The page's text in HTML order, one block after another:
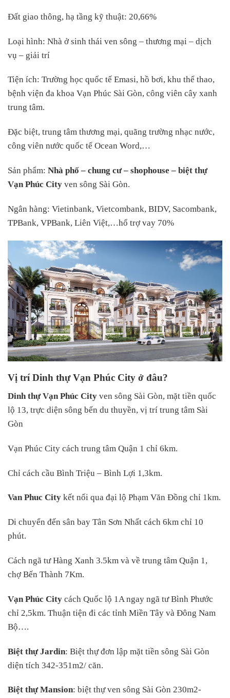
Đất giao thông, hạ tầng kỹ thuật: 20,66%
Loại hình: Nhà ở sinh thái ven sông – thương mại – dịch
vụ – giải trí
Tiện ích: Trường học quốc tế Emasi, hồ bơi, khu thể thao,
bệnh viện đa khoa Vạn Phúc Sài Gòn, công viên cây xanh
trung tâm.
Đặc biệt, trung tâm thương mại, quãng trường nhạc nước,
công viên nước quốc tế Ocean Word,…
Sản phẩm: Nhà phố – chung cư – shophouse – biệt thự
Vạn Phúc City ven sông Sài Gòn.
Ngân hàng: Vietinbank, Vietcombank, BIDV, Sacombank,
TPBank, VPBank, Liên Việt,…hổ trợ vay 70%
Vị trí Dinh thự Vạn Phúc City ở đâu?
Dinh thự Vạn Phúc City ven sông Sài Gòn, mặt tiền quốc
lộ 13, trực diện sông bến du thuyền, vị trí trung tâm Sài
Gòn
Vạn Phúc City cách trung tâm Quận 1 chỉ 6km.
Chỉ cách cầu Bình Triệu – Bình Lợi 1,3km.
Van Phuc City kết nối qua đại lộ Phạm Văn Đồng chỉ 1km.
Di chuyển đến sân bay Tân Sơn Nhất cách 6km chỉ 10
phút.
Cách ngã tư Hàng Xanh 3.5km và về trung tâm Quận 1,
chợ Bến Thành 7Km.
Vạn Phúc City cách Quốc lộ 1A ngay ngã tư Bình Phước
chỉ 2,5km. Thuận tiện đi các tỉnh Miền Tây và Đông Nam
Bộ….
Biệt thự Jardin: Biệt thự đơn lập mặt tiền sông Sài Gòn
diện tích 342-351m2/ căn.
Biệt thự Mansion: biệt thự ven sông Sài Gòn 230m2-